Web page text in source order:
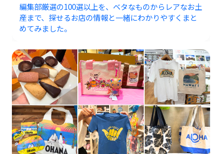
編集部厳選の100選以上を、ベタなものからレアなお土
産まで、探せるお店の情報と一緒にわかりやすくまと
めてみました。